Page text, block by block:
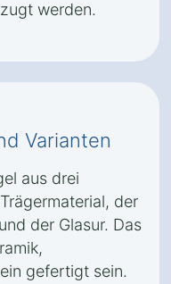
werden.
Varianten
aus drei
der
der Glasur. Das
gefertigt sein.